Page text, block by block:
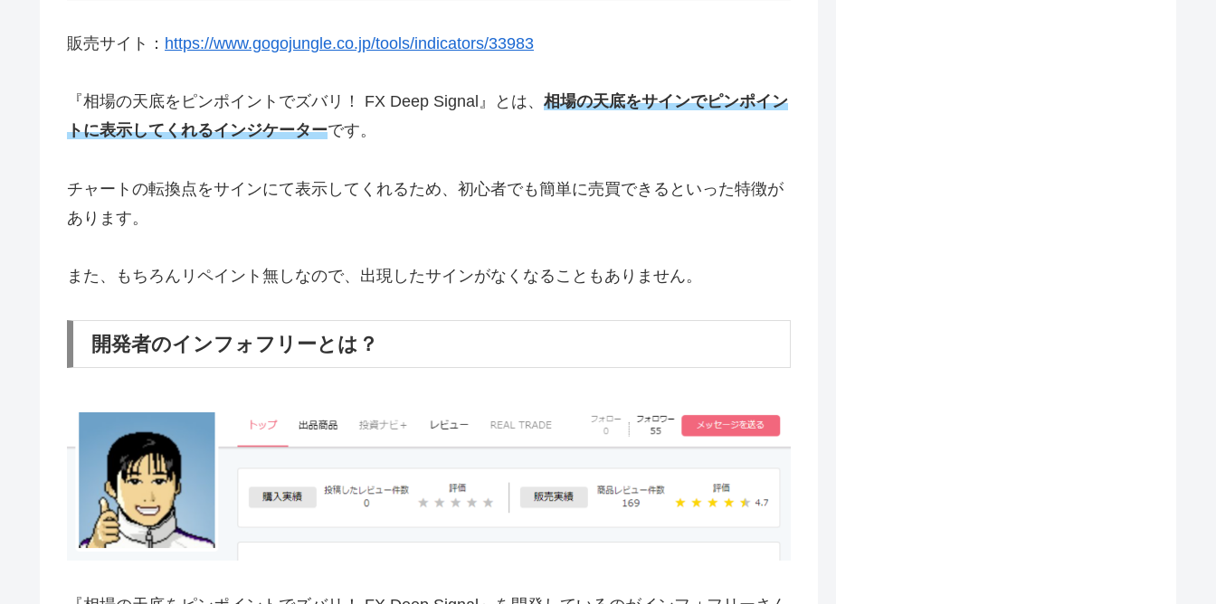
販売サイト： https://www.gogojungle.co.jp/tools/indicators/33983
『相場の天底をピンポイントでズバリ！ FX Deep Signal』とは、 相場の天底をサインでピンポイン
トに表示してくれるインジケーターです。
チャートの転換点をサインにて表示してくれるため、初心者でも簡単に売買できるといった特徴が
あります。
また、もちろんリペイント無しなので、出現したサインがなくなることもありません。
開発者のインフォフリーとは？